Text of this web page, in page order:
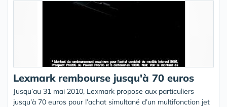
Lexmark rembourse jusqu'à 70 euros
Jusqu’au 31 mai 2010, Lexmark propose aux particuliers
jusqu’à 70 euros pour l’achat simultané d’un multifonction jet